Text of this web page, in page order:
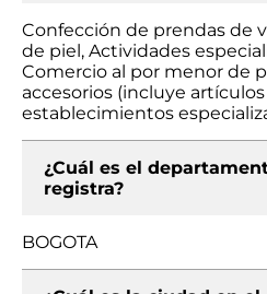
Confección de prendas de
de piel, Actividades
Comercio al por menor de
accesorios (incluye
establecimientos
¿Cuál es el
registra?
BOGOTA